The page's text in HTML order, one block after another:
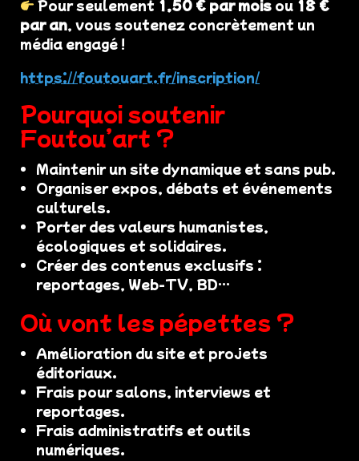
Pour seulement 1,50 € par mois ou 18 €
par an, vous soutenez concrètement un
média engagé !
https://foutouart.fr/inscription/
Pourquoi soutenir
Foutou’art ?
Maintenir un site dynamique et sans pub.
Organiser expos, débats et événements
culturels.
Porter des valeurs humanistes,
écologiques et solidaires.
Créer des contenus exclusifs :
reportages, Web-TV, BD…
Où vont les pépettes ?
Amélioration du site et projets
éditoriaux.
Frais pour salons, interviews et
reportages.
Frais administratifs et outils
numériques.